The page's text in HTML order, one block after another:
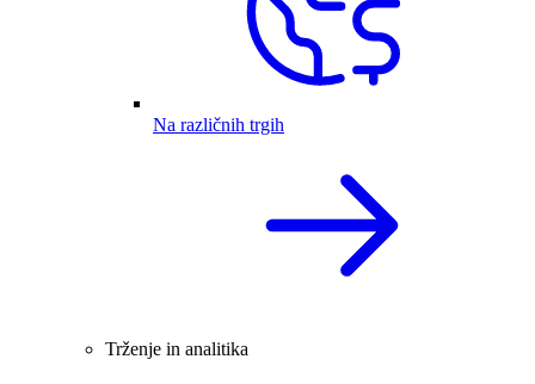
Na različnih trgih
Trženje in analitika